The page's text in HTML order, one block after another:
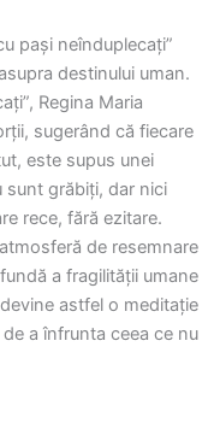
pași neînduplecați”
destinului uman.
Regina Maria
sugerând că fiecare
este supus unei
sunt grăbiți, dar nici
rece, fără ezitare.
de resemnare
a fragilității umane
astfel o meditație
a înfrunta ceea ce nu